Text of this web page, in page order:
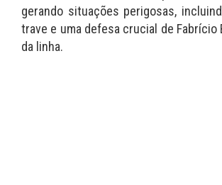
gerando situações perigosas,
trave e uma defesa crucial de Fabrício
da linha.